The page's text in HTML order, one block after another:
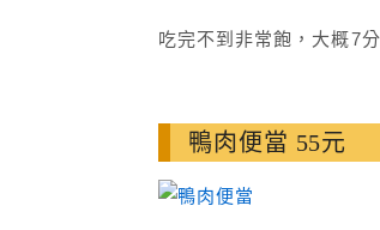
吃完不到非常飽，大概7
鴨肉便當 55元